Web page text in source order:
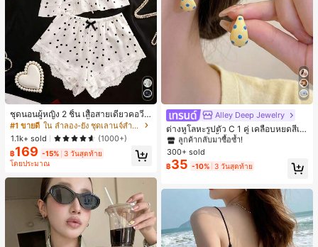
ชุดนอนผู้หญิง 2 ชิ้น เสื้อสายเดี่ยวคอวีลู
กไม้ พร้อมกางเกงขาสั้นแต่งลูกไม้ แต่ง
โบว์ที่เอว ชุดลำลองผู้หญิงนุ่มสบายน่ารั
ก สไตล์เอสเธติก
#1 ขายดี
ใน ลำลอง-ยัง ชุดเลานจ์สำหรับผู้หญิง
1.1k+ sold
(1000+)
฿169 -15% 3 วันสุดท้าย
โดยประมาณ
Alley Deep Jewelry
ต่างหูโลหะรูปตัว C 1 คู่ เคลือบหยดสีเห
ลือง ลายจุดสีน้ำเงิน สไตล์ยุโรปและอเม
ริกัน แฟชั่นส่วนตัว หวานและสง่างาม
สำหรับผู้หญิงและเด็กหญิง สำหรับการเ
ดินทาง งานแต่งงาน ปาร์ตี้ วันเกิด ของ
#1 ขายดี ใน โบโฮ ต่างหูผู้หญิง
ลูกค้ากลับมาซื้อซ้ำ!
เกือบหมดแล้ว!
#1 ขายดี ใน โบโฮ ต่างหูผู้หญิง
ลูกค้ากลับมาซื้อซ้ำ!
เกือบหมดแล้ว!
#1 ขายดี ใน โบโฮ ต่างหูผู้หญิง
ลูกค้ากลับมาซื้อซ้ำ!
เกือบหมดแล้ว!
#1 ขายดี ใน โบโฮ ต่างหูผู้หญิง
เกือบหมดแล้ว!
300+ sold
฿35 -10% 3 วันสุดท้าย